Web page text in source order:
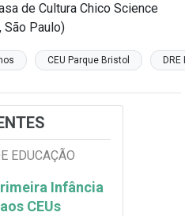
de Cultura Chico Science
São Paulo)
CEU Parque Bristol
EDUCAÇÃO
Infância
CEUs